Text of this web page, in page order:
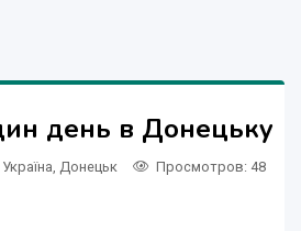
день в Донецьку
Україна Донецьк Просмотров: 48